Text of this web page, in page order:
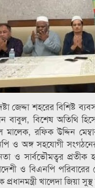
জেদ্দা শহরের বিশিষ্ট
বাবুল, বিশেষ অতিথি
মালেক, রফিক উদ্দিন
ও অঙ্গ সহযোগী
ও সার্বভৌমত্বর
ও বিএনপি
প্রধানমন্ত্রী খালেদা